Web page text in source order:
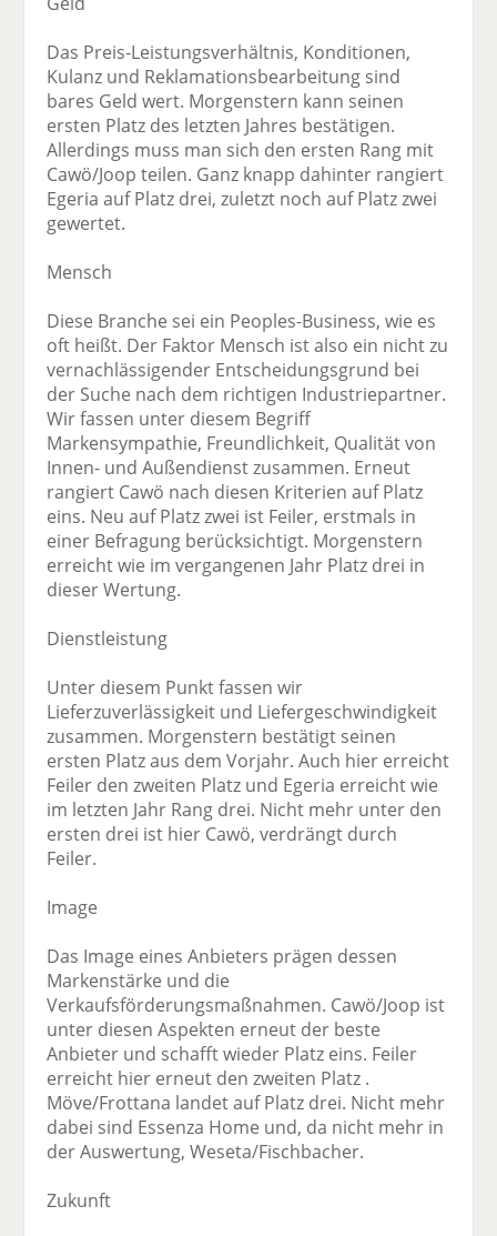
Das Preis-Leistungsverhältnis, Konditionen,
Kulanz und Reklamationsbearbeitung sind
bares Geld wert. Morgenstern kann seinen
ersten Platz des letzten Jahres bestätigen.
Allerdings muss man sich den ersten Rang mit
Cawö/Joop teilen. Ganz knapp dahinter rangiert
Egeria auf Platz drei, zuletzt noch auf Platz zwei
gewertet.
Mensch
Diese Branche sei ein Peoples-Business, wie es
oft heißt. Der Faktor Mensch ist also ein nicht zu
vernachlässigender Entscheidungsgrund bei
der Suche nach dem richtigen Industriepartner.
Wir fassen unter diesem Begriff
Markensympathie, Freundlichkeit, Qualität von
Innen- und Außendienst zusammen. Erneut
rangiert Cawö nach diesen Kriterien auf Platz
eins. Neu auf Platz zwei ist Feiler, erstmals in
einer Befragung berücksichtigt. Morgenstern
erreicht wie im vergangenen Jahr Platz drei in
dieser Wertung.
Dienstleistung
Unter diesem Punkt fassen wir
Lieferzuverlässigkeit und Liefergeschwindigkeit
zusammen. Morgenstern bestätigt seinen
ersten Platz aus dem Vorjahr. Auch hier erreicht
Feiler den zweiten Platz und Egeria erreicht wie
im letzten Jahr Rang drei. Nicht mehr unter den
ersten drei ist hier Cawö, verdrängt durch
Feiler.
Image
Das Image eines Anbieters prägen dessen
Markenstärke und die
Verkaufsförderungsmaßnahmen. Cawö/Joop ist
unter diesen Aspekten erneut der beste
Anbieter und schafft wieder Platz eins. Feiler
erreicht hier erneut den zweiten Platz .
Möve/Frottana landet auf Platz drei. Nicht mehr
dabei sind Essenza Home und, da nicht mehr in
der Auswertung, Weseta/Fischbacher.
Zukunft